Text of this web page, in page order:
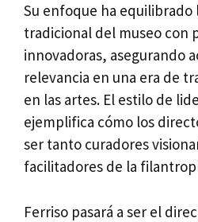
Su enfoque ha equilibrado
tradicional del museo con
innovadoras, asegurando
relevancia en una era de
en las artes. El estilo de
ejemplifica cómo los
ser tanto curadores
facilitadores de la
Ferriso pasará a ser el